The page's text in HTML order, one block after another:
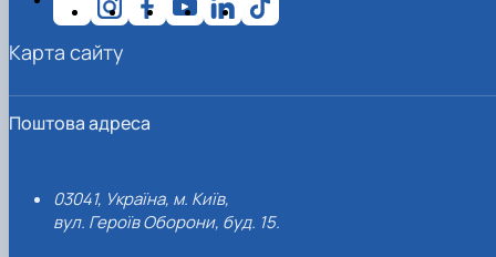
Поштова адреса
03041, Україна, м. Київ,
вул. Героїв Оборони, буд. 15.
Карта сайту